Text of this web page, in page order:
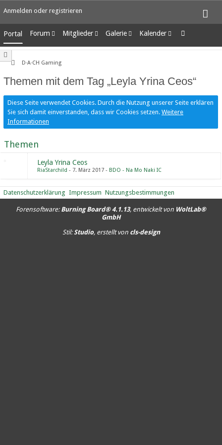
Anmelden oder registrieren
Portal Forum
Unerledigte Themen
Mitglieder
Letzte Aktivitäten
Mitgliedersuche
Galerie
Alben
Kalender
Wochenansicht
D·A·CH Gaming
Themen mit dem Tag „Leyla Yrina Ceos“
Diese Seite verwendet Cookies. Durch die Nutzung unserer Seite erklären
Sie sich damit einverstanden, dass wir Cookies setzen. Weitere
Informationen
Themen
Leyla Yrina Ceos
RiaStarchild 7. März 2017 BDO - Na Mo Naki IC
Datenschutzerklärung Impressum Nutzungsbestimmungen
Forensoftware: Burning Board® 4.1.13, entwickelt von WoltLab®
GmbH
Stil:Studio, erstellt von cls-design